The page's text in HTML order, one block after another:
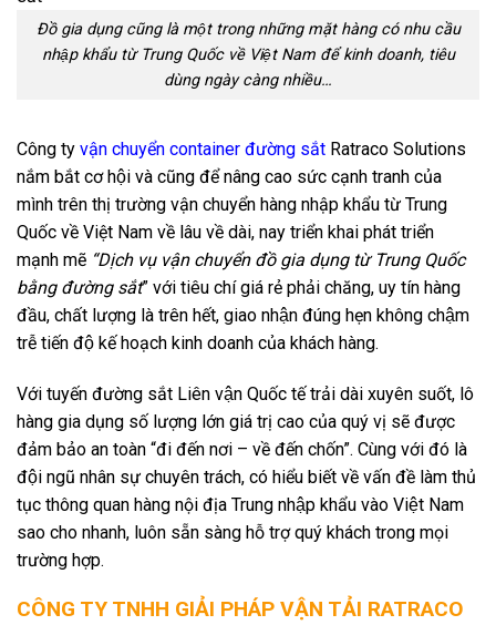
Đồ gia dụng cũng là một trong những mặt hàng có nhu cầu
nhập khẩu từ Trung Quốc về Việt Nam để kinh doanh, tiêu
dùng ngày càng nhiều…
Công ty vận chuyển container đường sắt Ratraco Solutions
nắm bắt cơ hội và cũng để nâng cao sức cạnh tranh của
mình trên thị trường vận chuyển hàng nhập khẩu từ Trung
Quốc về Việt Nam về lâu về dài, nay triển khai phát triển
mạnh mẽ “Dịch vụ vận chuyển đồ gia dụng từ Trung Quốc
bằng đường sắt” với tiêu chí giá rẻ phải chăng, uy tín hàng
đầu, chất lượng là trên hết, giao nhận đúng hẹn không chậm
trễ tiến độ kế hoạch kinh doanh của khách hàng.
Với tuyến đường sắt Liên vận Quốc tế trải dài xuyên suốt, lô
hàng gia dụng số lượng lớn giá trị cao của quý vị sẽ được
đảm bảo an toàn “đi đến nơi – về đến chốn”. Cùng với đó là
đội ngũ nhân sự chuyên trách, có hiểu biết về vấn đề làm thủ
tục thông quan hàng nội địa Trung nhập khẩu vào Việt Nam
sao cho nhanh, luôn sẵn sàng hỗ trợ quý khách trong mọi
trường hợp.
CÔNG TY TNHH GIẢI PHÁP VẬN TẢI RATRACO